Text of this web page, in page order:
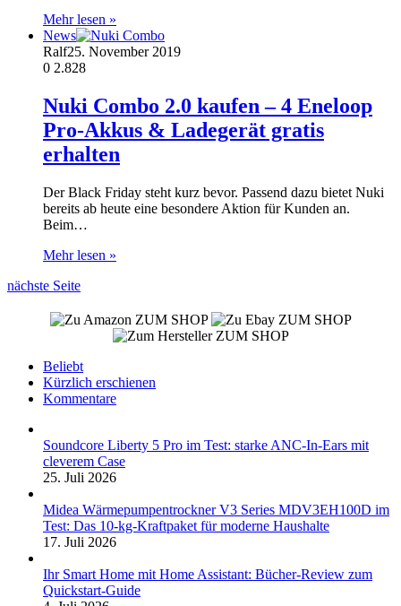
Mehr lesen »
News
Ralf25. November 2019
0 2.828
Nuki Combo 2.0 kaufen – 4 Eneloop
Pro-Akkus & Ladegerät gratis
erhalten
Der Black Friday steht kurz bevor. Passend dazu bietet Nuki
bereits ab heute eine besondere Aktion für Kunden an.
Beim…
Mehr lesen »
nächste Seite
ZUM SHOP
ZUM SHOP
ZUM SHOP
Beliebt
Kürzlich erschienen
Kommentare
Soundcore Liberty 5 Pro im Test: starke ANC-In-Ears mit
cleverem Case
25. Juli 2026
Midea Wärmepumpentrockner V3 Series MDV3EH100D im
Test: Das 10-kg-Kraftpaket für moderne Haushalte
17. Juli 2026
Ihr Smart Home mit Home Assistant: Bücher-Review zum
Quickstart-Guide